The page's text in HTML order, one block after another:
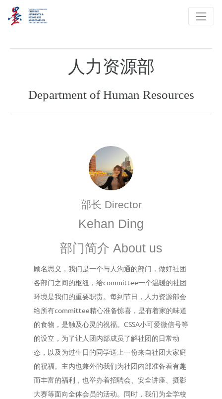
人力资源部
Department of Human Resources
部长 Director
Kehan Ding
部门简介 About us
顾名思义，我们是一个与人沟通的部门，做好社团
各部门之间的枢纽，给committee一个温暖的社团
环境是我们的重要职责。每到节日，人力资源部会
给所有committee精心准备惊喜，是有着家的味道
的食物，是触及心灵的祝福。CSSA小可爱微信号等
的设立，为了让人团内部成员了解社团的日常动
态，以及为过生日的同学送上一份来自社团大家庭
的祝福。主内也兼外的我们为社团内部准备着有趣
而丰富的福利，也举办着招聘会、安全讲座、摄影
大赛等面向全体会员的活动。同时，我们为全学校